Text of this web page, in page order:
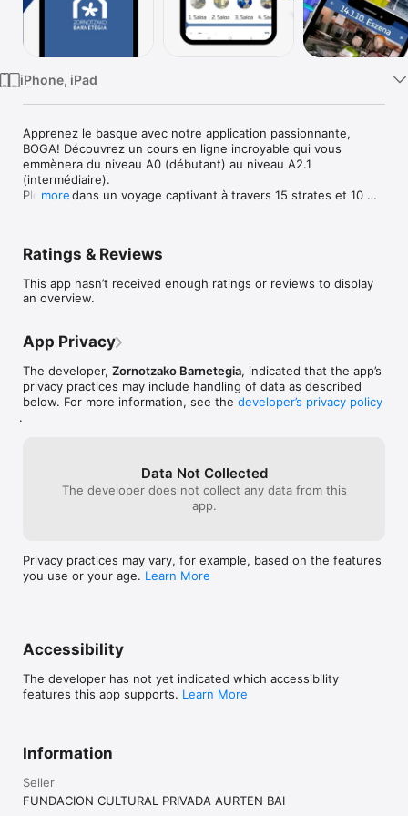
iPhone, iPad
Apprenez le basque avec notre application passionnante,
BOGA! Découvrez un cours en ligne incroyable qui vous
emmènera du niveau A0 (débutant) au niveau A2.1
(intermédiaire).
Plongez dans un voyage captivant à travers 15 strates et 10
BOGA vous offre une expérience interactive avec des vidéos
animées, des textes, des explications grammaticales, du
basque de manière facile et amusante.
Le meilleur de tout, c'est que vous n'avez pas besoin de vous
inscrire ni de fournir vos informations personnelles. Et c'est
totalement gratuit! Vos progrès seront sauvegardés
Caractéristiques remarquables de BOGA :
• Gratuit : Apprenez le basque sans aucun frais!
le cours avec une grande attention aux détails.
des artistes talentueux.
• 10 000 fichiers audio pour améliorer votre compréhension
auditive.
• 3 500 exercices pour pratiquer et consolider vos
compétences.
N'oubliez pas que les résultats sont enregistrés sur votre
conséquent, une connexion Internet est requise pour utiliser
more
Ratings & Reviews
This app hasn’t received enough ratings or reviews to display
an overview.
App Privacy
The developer, Zornotzako Barnetegia, indicated that the app’s
privacy practices may include handling of data as described
below. For more information, see the developer’s privacy policy
.
Data Not Collected
The developer does not collect any data from this
app.
Privacy practices may vary, for example, based on the features
you use or your age. Learn More
Accessibility
The developer has not yet indicated which accessibility
features this app supports. Learn More
Information
Seller
FUNDACION CULTURAL PRIVADA AURTEN BAI